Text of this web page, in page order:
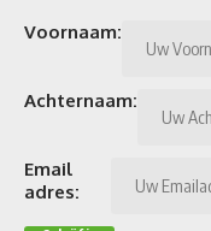
Voornaam:
Achternaam:
Email
adres: